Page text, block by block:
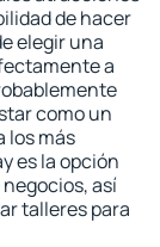
de hacer
elegir una
a
como un
los más
es la opción
así
talleres para